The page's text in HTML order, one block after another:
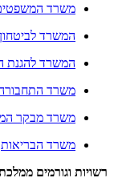
משרד
המשרד
המשרד להגנת
משרד
משרד מבקר
משרד הבריאות
רשויות וגורמים